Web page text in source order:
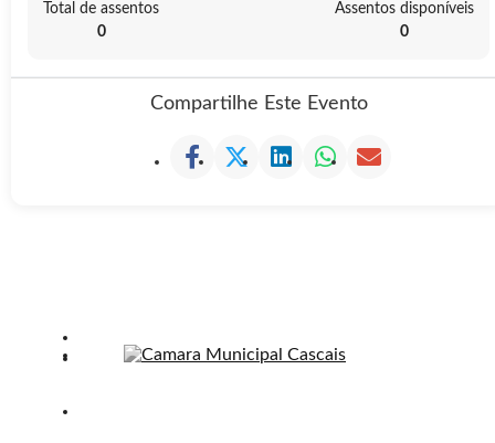
Total de assentos
0
Assentos disponíveis
0
Compartilhe Este Evento